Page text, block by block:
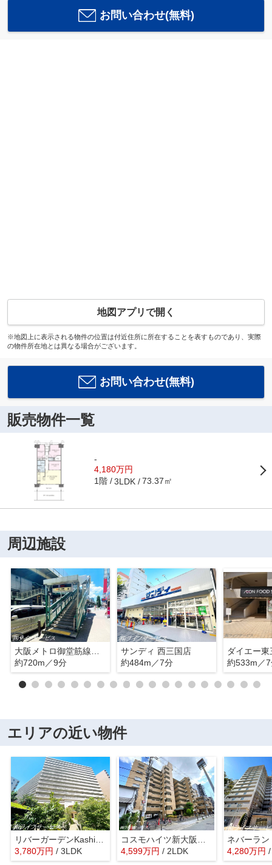
お問い合わせ(無料)
地図アプリで開く
※地図上に表示される物件の位置は付近住所に所在することを表すものであり、実際
の物件所在地とは異なる場合がございます。
お問い合わせ(無料)
販売物件一覧
-
4,180万円
1階 3LDK 73.37㎡
周辺施設
約720m／9分
サンディ 西三国店
約484m／7分
ダイエー東
約533m／
エリアの近い物件
リバーガーデンKashima
3,780万円 / 3LDK
4,599万円 / 2LDK
ネバーラン
4,280万円